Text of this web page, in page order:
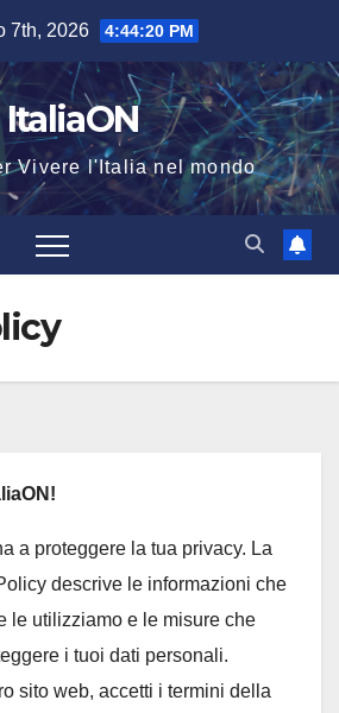
7th, 2026 4:44:21 PM
ItaliaON
Vivere l'Italia nel mondo
a proteggere la tua privacy. La
descrive le informazioni che
le utilizziamo e le misure che
i tuoi dati personali.
sito web, accetti i termini della